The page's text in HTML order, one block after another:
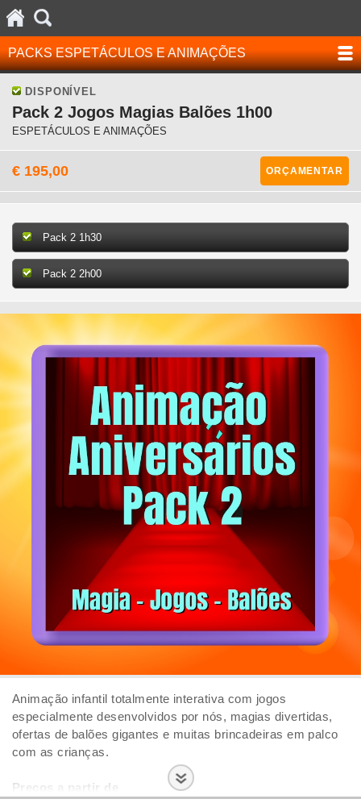
PACKS ESPETÁCULOS E ANIMAÇÕES
DISPONÍVEL
Pack 2 Jogos Magias Balões 1h00
ESPETÁCULOS E ANIMAÇÕES
€ 195,00 ORÇAMENTAR
Pack 2 1h30
Pack 2 2h00
Animação infantil totalmente interativa com jogos
especialmente desenvolvidos por nós, magias divertidas,
ofertas de balões gigantes e muitas brincadeiras em palco
com as crianças.
Preços a partir de